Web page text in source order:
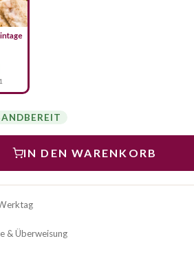
IN DEN WARENKORB
& Überweisung